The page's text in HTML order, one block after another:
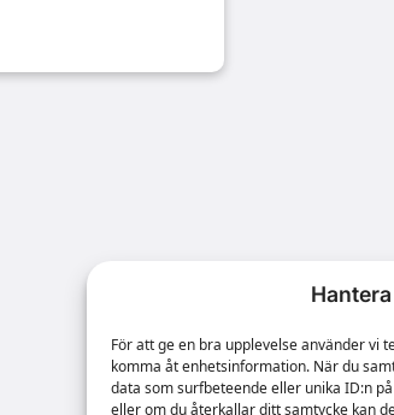
För att ge en bra upplevelse använder vi
komma åt enhetsinformation. När du
data som surfbeteende eller unika ID:n
eller om du återkallar ditt samtycke kan